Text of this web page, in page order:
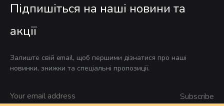
Підпишіться на наші новини та
акції
Залиште свій email, щоб першими дізнатися про наші
новинки, знижки та спеціальні пропозиції.